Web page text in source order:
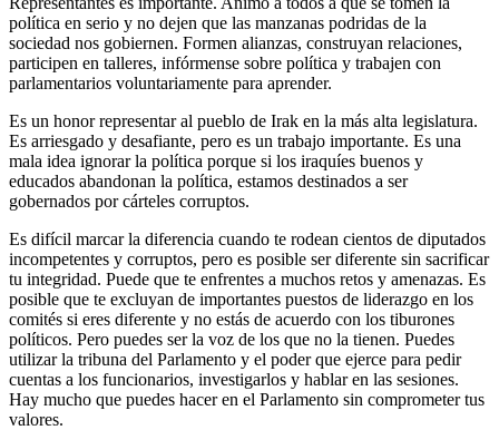
política en serio y no dejen que las manzanas podridas de la
sociedad nos gobiernen. Formen alianzas, construyan relaciones,
participen en talleres, infórmense sobre política y trabajen con
parlamentarios voluntariamente para aprender.
Es un honor representar al pueblo de Irak en la más alta legislatura.
Es arriesgado y desafiante, pero es un trabajo importante. Es una
mala idea ignorar la política porque si los iraquíes buenos y
educados abandonan la política, estamos destinados a ser
gobernados por cárteles corruptos.
Es difícil marcar la diferencia cuando te rodean cientos de diputados
incompetentes y corruptos, pero es posible ser diferente sin sacrificar
tu integridad. Puede que te enfrentes a muchos retos y amenazas. Es
posible que te excluyan de importantes puestos de liderazgo en los
comités si eres diferente y no estás de acuerdo con los tiburones
políticos. Pero puedes ser la voz de los que no la tienen. Puedes
utilizar la tribuna del Parlamento y el poder que ejerce para pedir
cuentas a los funcionarios, investigarlos y hablar en las sesiones.
Hay mucho que puedes hacer en el Parlamento sin comprometer tus
valores.